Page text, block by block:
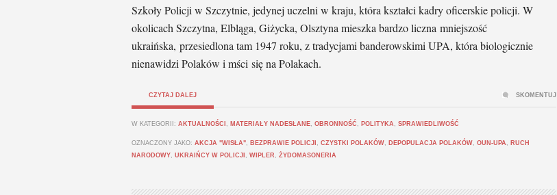
Szkoły Policji w Szczytnie, jedynej uczelni w kraju, która kształci kadry oficerskie policji. W
okolicach Szczytna, Elbląga, Giżycka, Olsztyna mieszka bardzo liczna mniejszość
ukraińska, przesiedlona tam 1947 roku, z tradycjami banderowskimi UPA, która biologicznie
nienawidzi Polaków i mści się na Polakach.
CZYTAJ DALEJ
W KATEGORII: AKTUALNOŚCI , MATERIAŁY NADESŁANE, OBRONNOŚĆ , POLITYKA , SPRAWIEDLIWOŚĆ
OZNACZONY JAKO: AKCJA "WISŁA", BEZPRAWIE POLICJI , CZYSTKI POLAKÓW, DEPOPULACJA POLAKÓW, OUN-UPA , RUCH
NARODOWY, UKRAIŃCY W POLICJI , WIPLER , ŻYDOMASONERIA
SKOMENTUJ